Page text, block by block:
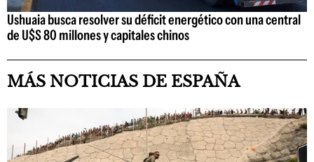
Ushuaia busca resolver su déficit energético con una central
de U$S 80 millones y capitales chinos
MÁS NOTICIAS DE ESPAÑA